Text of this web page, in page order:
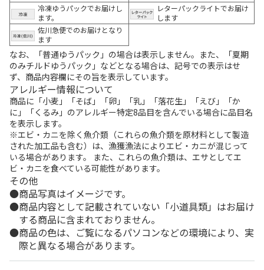
冷凍ゆうパックでお届けし
ます。
レターパックライトでお届け
します
佐川急便でのお届けとなり
ます
なお、「普通ゆうパック」の場合は表示しません。また、「夏期
のみチルドゆうパック」などとなる場合は、記号での表示はせ
ず、商品内容欄にその旨を表示しています。
アレルギー情報について
商品に「小麦」「そば」「卵」「乳」「落花生」「えび」「か
に」「くるみ」のアレルギー特定8品目を含んでいる場合に品目名
を表示します。
※エビ・カニを除く魚介類（これらの魚介類を原材料として製造
された加工品も含む）は、漁獲漁法によりエビ・カニが混じって
いる場合があります。 また、これらの魚介類は、エサとしてエ
ビ・カニを食べている可能性があります。
その他
商品写真はイメージです。
商品内容として記載されていない「小道具類」はお届け
する商品に含まれておりません。
商品の色は、ご覧になるパソコンなどの環境により、実
際と異なる場合があります。